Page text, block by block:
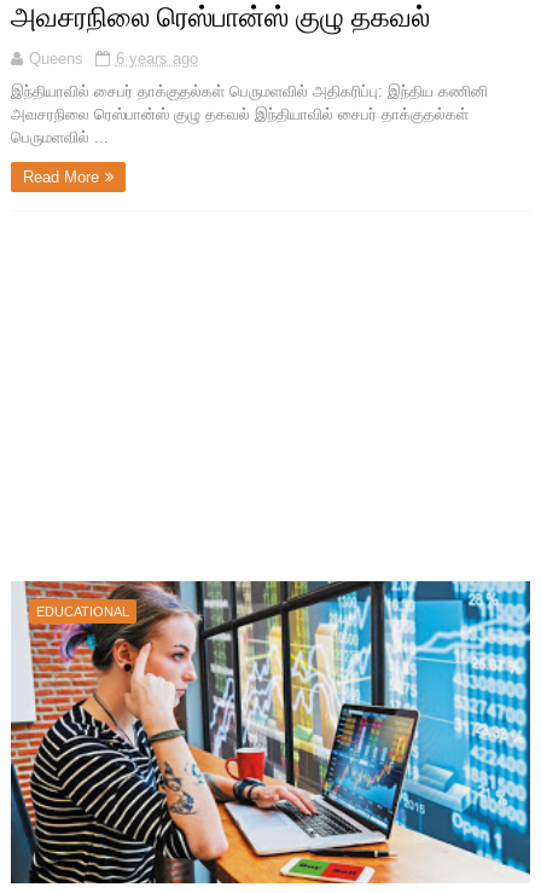
அவசரநிலை ரெஸ்பான்ஸ் குழு தகவல்
Queens
6 years ago
இந்தியாவில் சைபர் தாக்குதல்கள் பெருமளவில் அதிகரிப்பு: இந்திய கணினி
அவசரநிலை ரெஸ்பான்ஸ் குழு தகவல் இந்தியாவில் சைபர் தாக்குதல்கள்
பெருமளவில் ...
Read More
EDUCATIONAL